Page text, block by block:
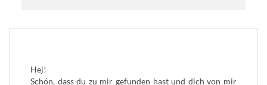
Hej!
Schön, dass du zu mir gefunden hast und dich von mir